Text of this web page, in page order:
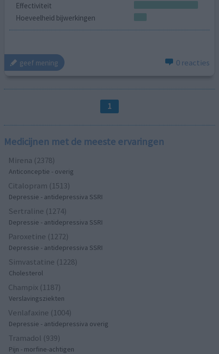
Effectiviteit
Hoeveelheid bijwerkingen
geef mening 0 reacties
1
Medicijnen met de meeste ervaringen
Mirena (2378)
Anticonceptie - overig
Citalopram (1513)
Depressie - antidepressiva SSRI
Sertraline (1274)
Depressie - antidepressiva SSRI
Paroxetine (1272)
Depressie - antidepressiva SSRI
Simvastatine (1228)
Cholesterol
Champix (1187)
Verslavingsziekten
Venlafaxine (1004)
Depressie - antidepressiva overig
Tramadol (939)
Pijn - morfine-achtigen